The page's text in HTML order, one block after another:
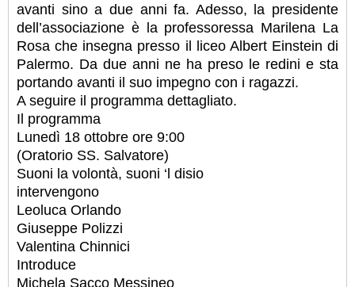
avanti sino a due anni fa. Adesso, la presidente
dell’associazione è la professoressa Marilena La
Rosa che insegna presso il liceo Albert Einstein di
Palermo. Da due anni ne ha preso le redini e sta
portando avanti il suo impegno con i ragazzi.
A seguire il programma dettagliato.
Il programma
Lunedì 18 ottobre ore 9:00
(Oratorio SS. Salvatore)
Suoni la volontà, suoni ‘l disio
intervengono
Leoluca Orlando
Giuseppe Polizzi
Valentina Chinnici
Introduce
Michela Sacco Messineo